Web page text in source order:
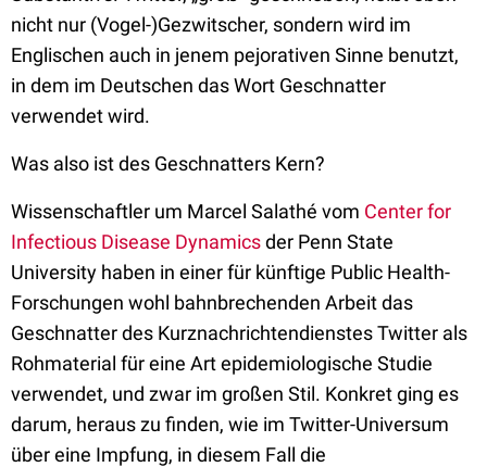
nicht nur (Vogel-)Gezwitscher, sondern wird im
Englischen auch in jenem pejorativen Sinne benutzt,
in dem im Deutschen das Wort Geschnatter
verwendet wird.
Was also ist des Geschnatters Kern?
Wissenschaftler um Marcel Salathé vom Center for
Infectious Disease Dynamicsder Penn State
University haben in einer für künftige Public Health-
Forschungen wohl bahnbrechenden Arbeit das
Geschnatter des Kurznachrichtendienstes Twitter als
Rohmaterial für eine Art epidemiologische Studie
verwendet, und zwar im großen Stil. Konkret ging es
darum, heraus zu finden, wie im Twitter-Universum
über eine Impfung, in diesem Fall die